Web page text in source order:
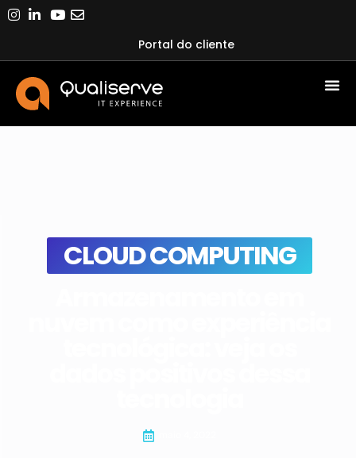
Portal do cliente
CLOUD COMPUTING